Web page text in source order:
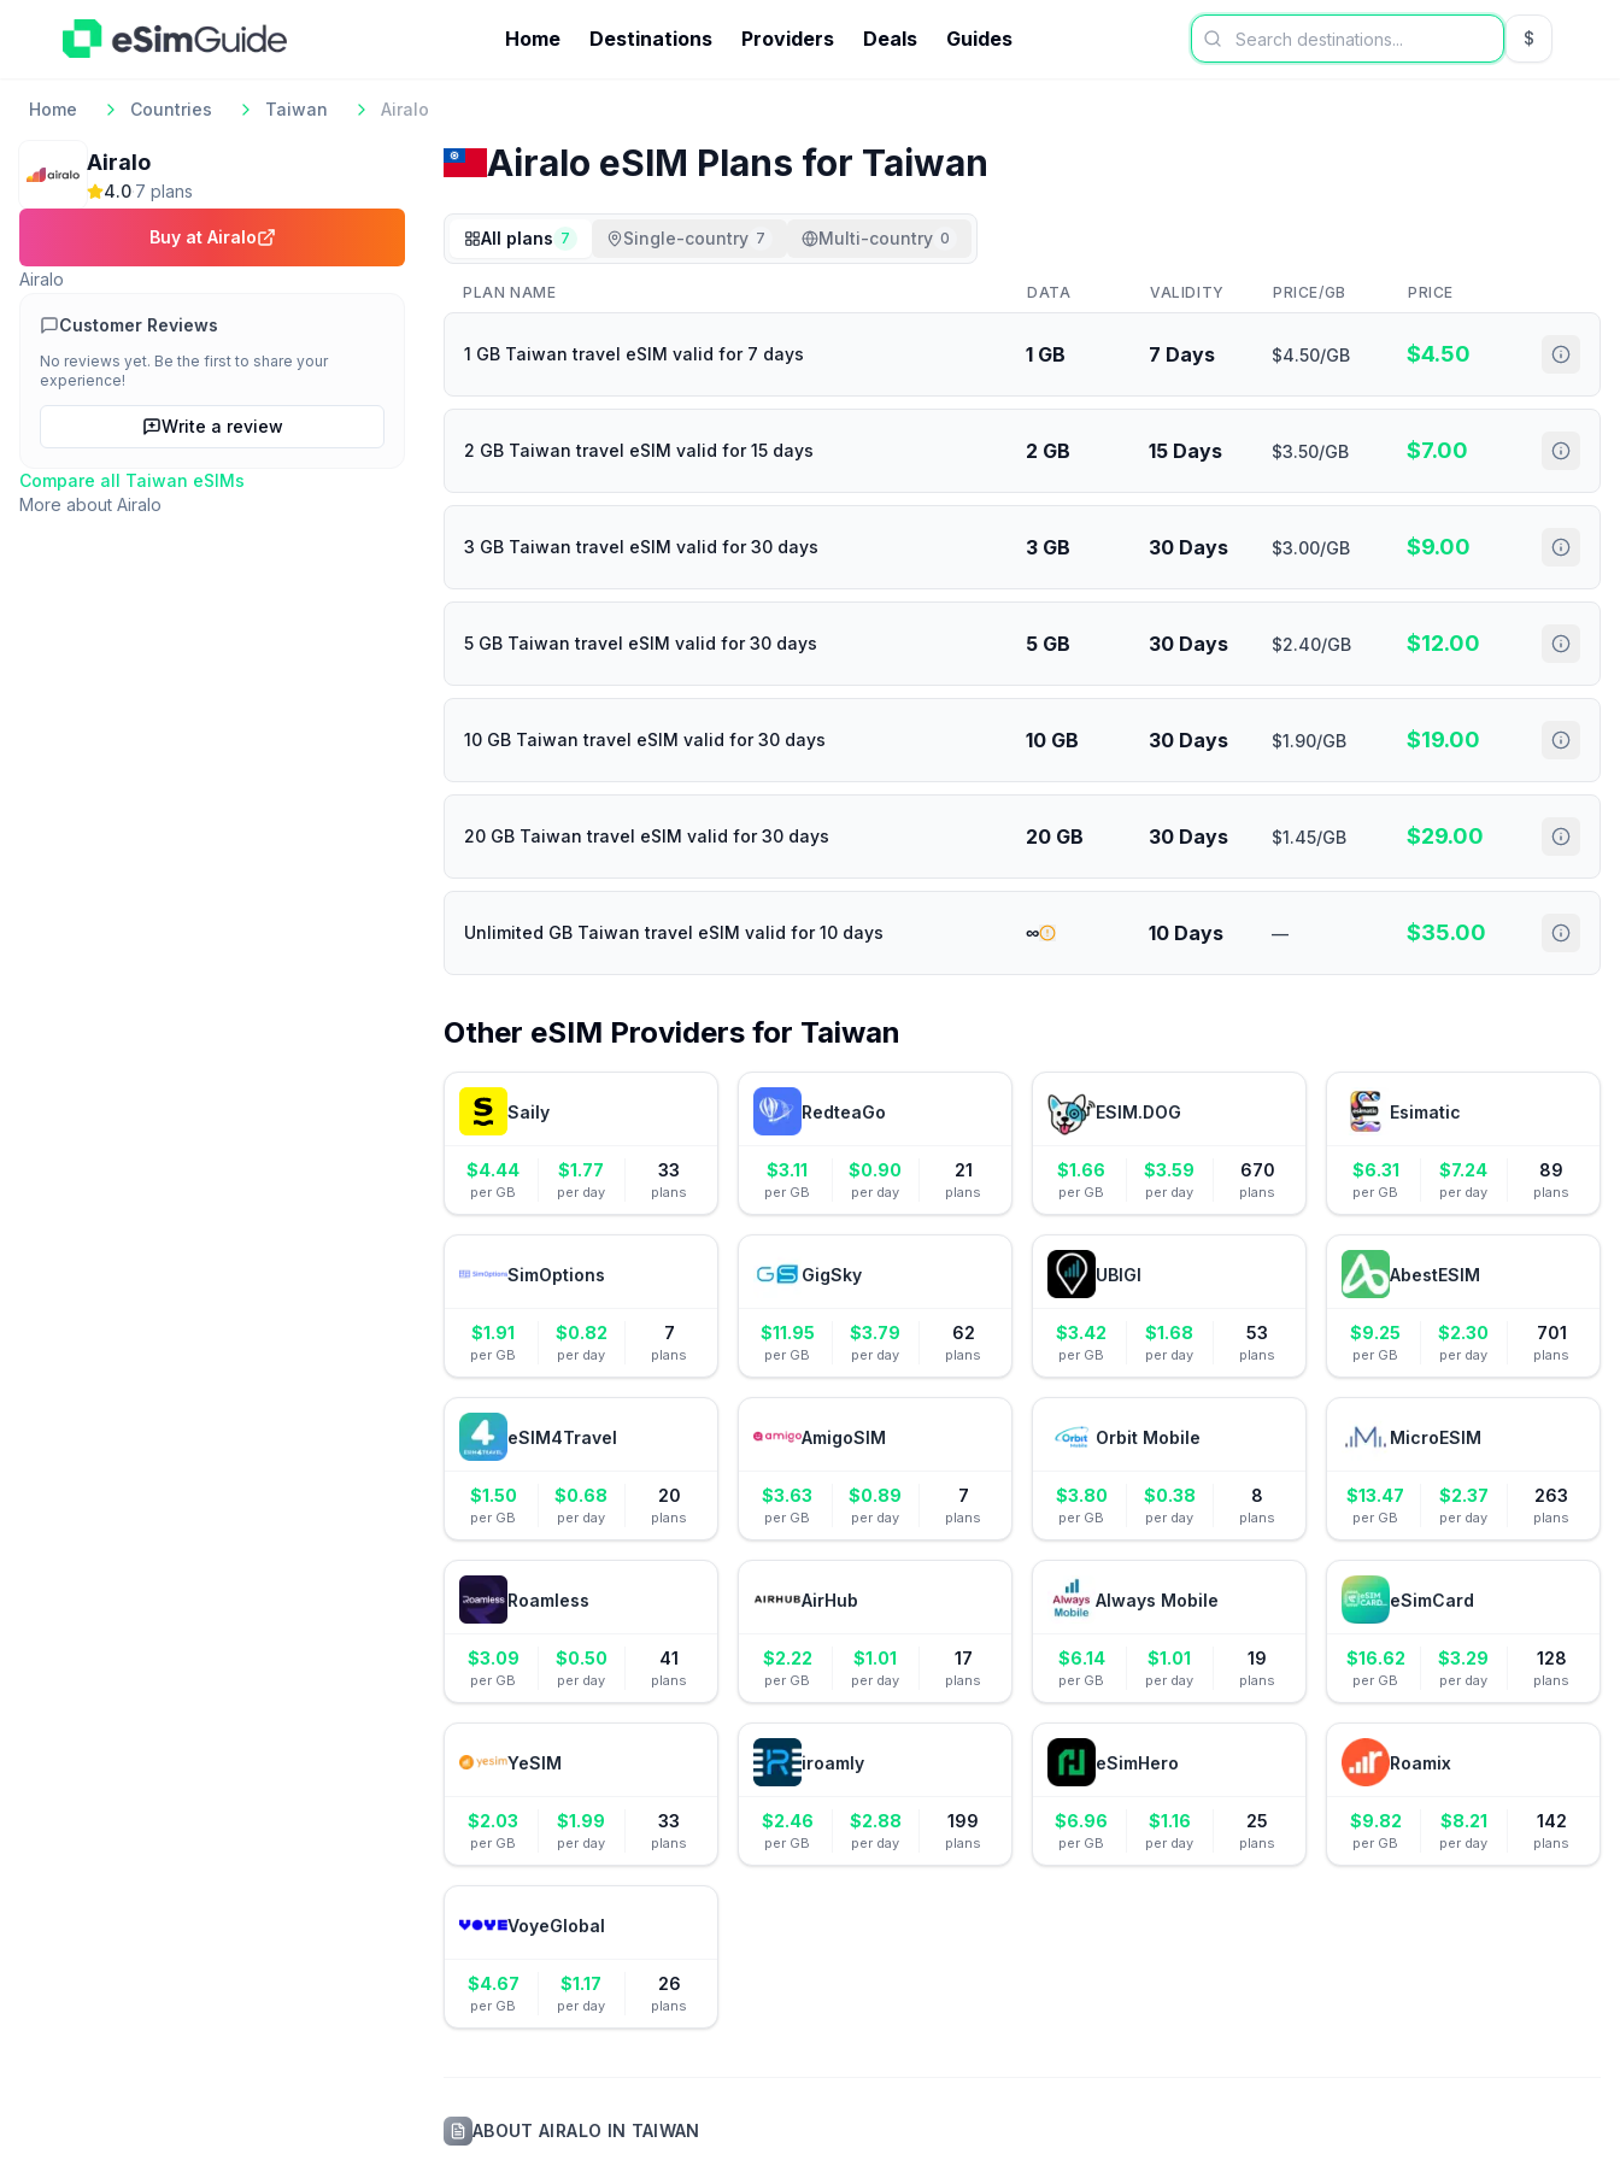
Home Destinations Providers Deals Guides $USD US
Home Countries Taiwan Airalo
Airalo
4.0·7 plans
Buy at Airalo
Airalo
Customer Reviews
No reviews yet. Be the first to share your
experience!
Write a review
Compare all Taiwan eSIMs
More about Airalo
Airalo eSIM Plans for Taiwan
All plans 7 Single-country 7 Multi-country 0
PLAN NAME DATA VALIDITY PRICE/GB PRICE
1 GB Taiwan travel eSIM valid for 7 days 1 GB 7 Days $4.50/GB $4.50
2 GB Taiwan travel eSIM valid for 15 days 2 GB 15 Days $3.50/GB $7.00
3 GB Taiwan travel eSIM valid for 30 days 3 GB 30 Days $3.00/GB $9.00
5 GB Taiwan travel eSIM valid for 30 days 5 GB 30 Days $2.40/GB $12.00
10 GB Taiwan travel eSIM valid for 30 days 10 GB 30 Days $1.90/GB $19.00
20 GB Taiwan travel eSIM valid for 30 days 20 GB 30 Days $1.45/GB $29.00
Unlimited GB Taiwan travel eSIM valid for 10 days ∞ 10 Days — $35.00
Other eSIM Providers for Taiwan
Saily
$4.44
per GB
$1.77
per day
33
plans
RedteaGo
$3.11
per GB
$0.90
per day
21
plans
ESIM.DOG
$1.66
per GB
$3.59
per day
670
plans
Esimatic
$6.31
per GB
$7.24
per day
89
plans
SimOptions
$1.91
per GB
$0.82
per day
7
plans
GigSky
$11.95
per GB
$3.79
per day
62
plans
UBIGI
$3.42
per GB
$1.68
per day
53
plans
AbestESIM
$9.25
per GB
$2.30
per day
701
plans
eSIM4Travel
$1.50
per GB
$0.68
per day
20
plans
AmigoSIM
$3.63
per GB
$0.89
per day
7
plans
Orbit Mobile
$3.80
per GB
$0.38
per day
8
plans
MicroESIM
$13.47
per GB
$2.37
per day
263
plans
Roamless
$3.09
per GB
$0.50
per day
41
plans
AirHub
$2.22
per GB
$1.01
per day
17
plans
Always Mobile
$6.14
per GB
$1.01
per day
19
plans
eSimCard
$16.62
per GB
$3.29
per day
128
plans
YeSIM
$2.03
per GB
$1.99
per day
33
plans
iroamly
$2.46
per GB
$2.88
per day
199
plans
eSimHero
$6.96
per GB
$1.16
per day
25
plans
Roamix
$9.82
per GB
$8.21
per day
142
plans
VoyeGlobal
$4.67
per GB
$1.17
per day
26
plans
ABOUTAIRALO IN TAIWAN